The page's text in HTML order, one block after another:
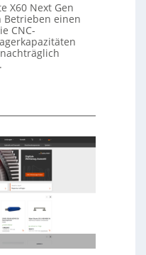
X60 Next Gen
Betrieben einen
CNC-